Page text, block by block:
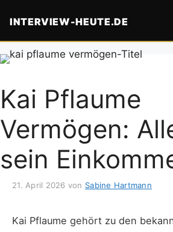
Inhalt
INTERVIEW-HEUTE.DE
Kai Pflaume
Vermögen:
sein
21. April 2026 von Sabine Hartmann
Kai Pflaume gehört zu den